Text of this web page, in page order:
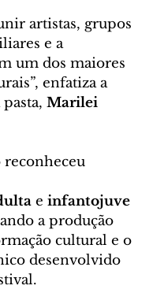
artistas, grupos
e a
um dos maiores
enfatiza a
Marilei
reconheceu
e infantojuve
a produção
cultural e o
desenvolvido